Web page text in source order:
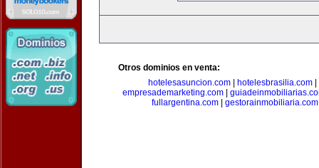
Otros dominios en venta:
hotelesasuncion.com| hotelesbrasilia.com|
empresademarketing.com|
fullargentina.com
gestorainmobiliaria.com